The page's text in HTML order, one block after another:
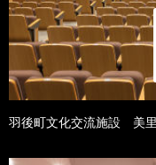
羽後町文化交流施設 美